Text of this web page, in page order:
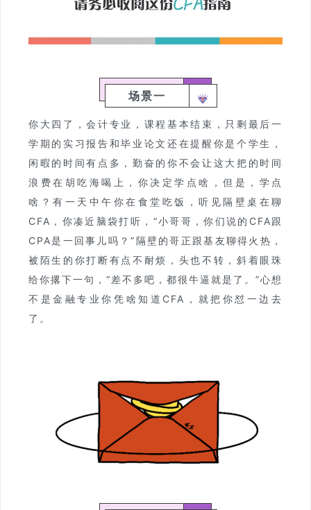
场景一
你大四了，会计专业，课程基本结束，只剩最后一
学期的实习报告和毕业论文还在提醒你是个学生，
闲暇的时间有点多，勤奋的你不会让这大把的时间
浪费在胡吃海喝上，你决定学点啥，但是，学点
啥？有一天中午你在食堂吃饭，听见隔壁桌在聊
CFA，你凑近脑袋打听，“小哥哥，你们说的CFA跟
CPA是一回事儿吗？”隔壁的哥正跟基友聊得火热，
被陌生的你打断有点不耐烦，头也不转，斜着眼珠
给你撂下一句，“差不多吧，都很牛逼就是了。”心想
不是金融专业你凭啥知道CFA，就把你怼一边去
了。